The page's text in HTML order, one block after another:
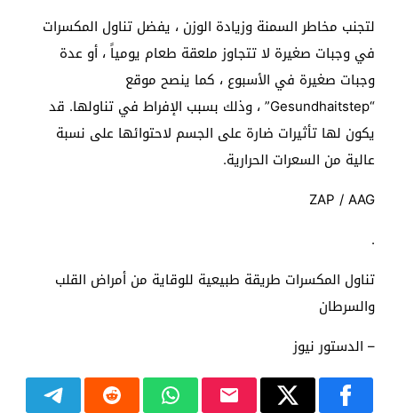
لتجنب مخاطر السمنة وزيادة الوزن ، يفضل تناول المكسرات
في وجبات صغيرة لا تتجاوز ملعقة طعام يومياً ، أو عدة
وجبات صغيرة في الأسبوع ، كما ينصح موقع
“Gesundhaitstep” ، وذلك بسبب الإفراط في تناولها. قد
يكون لها تأثيرات ضارة على الجسم لاحتوائها على نسبة
عالية من السعرات الحرارية.
ZAP / AAG
.
تناول المكسرات طريقة طبيعية للوقاية من أمراض القلب
والسرطان
– الدستور نيوز